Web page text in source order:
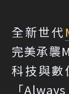
全新世代
完美承襲
科技與數
「